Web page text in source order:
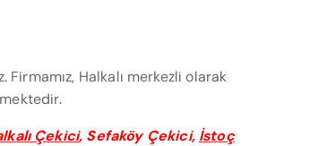
Halkalı merkezli olarak
Çekici, Sefaköy Çekici, İstoç